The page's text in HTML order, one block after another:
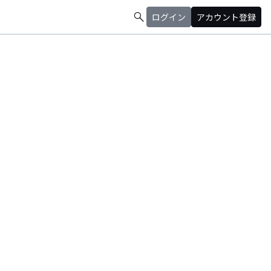
search ログイン アカウント登録